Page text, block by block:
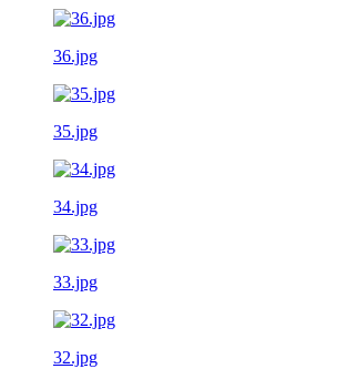
36.jpg
35.jpg
34.jpg
33.jpg
32.jpg